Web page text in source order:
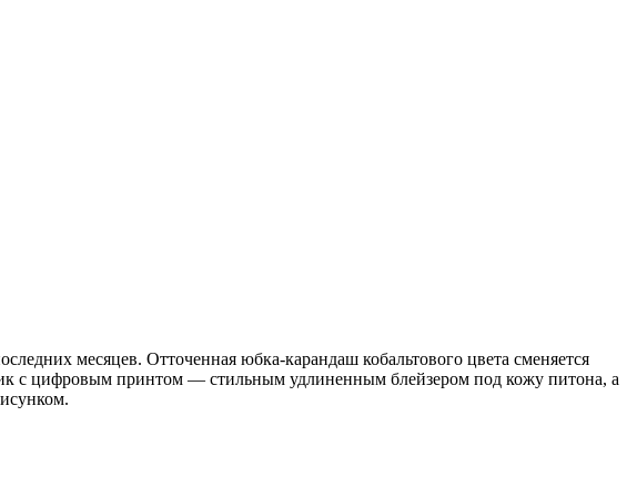
месяцев. Отточенная юбка-карандаш кобальтового цвета сменяется
с цифровым принтом — стильным удлиненным блейзером под кожу питона, а